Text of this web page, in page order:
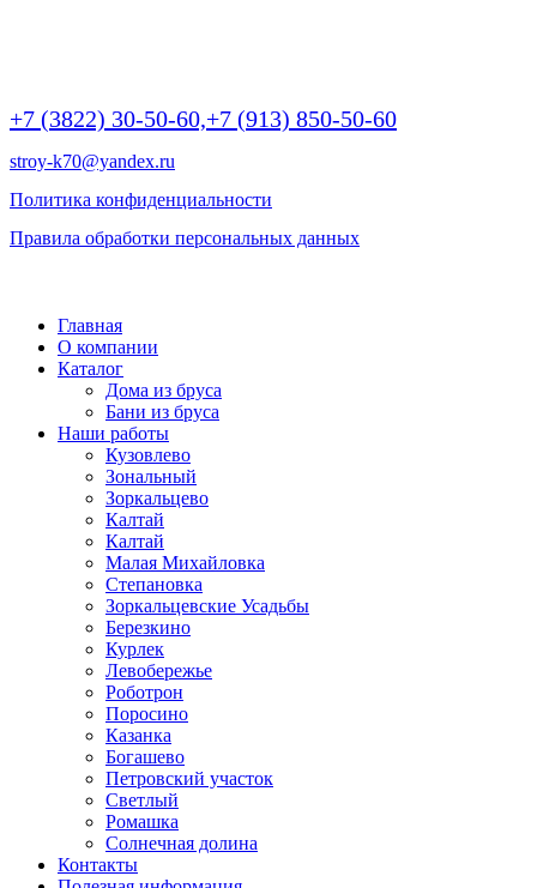
+7 (3822) 30-50-60,+7 (913) 850-50-60
stroy-k70@yandex.ru
Политика конфиденциальности
Правила обработки персональных данных
Главная
О компании
Каталог
Дома из бруса
Бани из бруса
Наши работы
Кузовлево
Зональный
Зоркальцево
Калтай
Калтай
Малая Михайловка
Степановка
Зоркальцевские Усадьбы
Березкино
Курлек
Левобережье
Роботрон
Поросино
Казанка
Богашево
Петровский участок
Светлый
Ромашка
Солнечная долина
Контакты